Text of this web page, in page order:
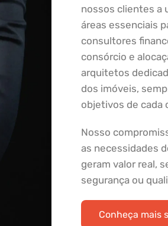
nossos clientes a
áreas essenciais
consultores
consórcio e
arquitetos
dos imóveis,
objetivos de cada
Nosso
as necessidades
geram valor real,
segurança ou
Conheça mais